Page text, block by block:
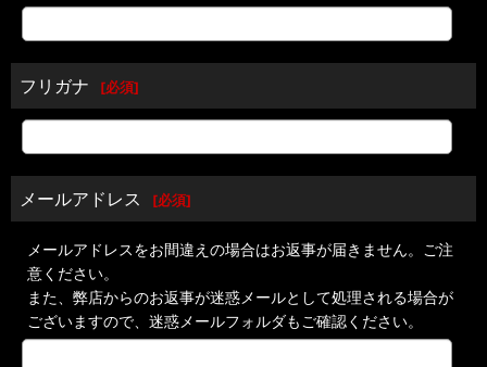
フリガナ [必須]
メールアドレス [必須]
メールアドレスをお間違えの場合はお返事が届きません。ご注
意ください。
また、弊店からのお返事が迷惑メールとして処理される場合が
ございますので、迷惑メールフォルダもご確認ください。